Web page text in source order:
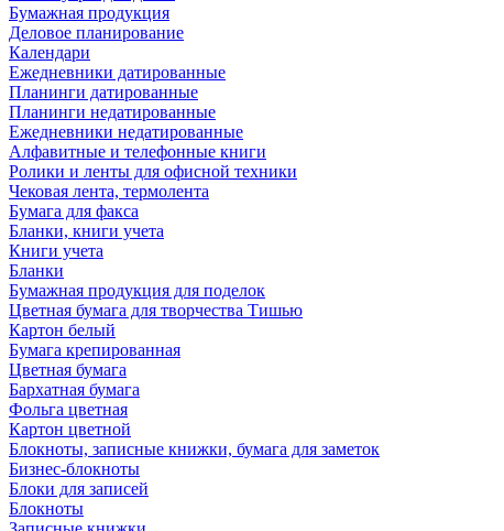
Бумажная продукция
Деловое планирование
Календари
Ежедневники датированные
Планинги датированные
Планинги недатированные
Ежедневники недатированные
Алфавитные и телефонные книги
Ролики и ленты для офисной техники
Чековая лента, термолента
Бумага для факса
Бланки, книги учета
Книги учета
Бланки
Бумажная продукция для поделок
Цветная бумага для творчества Тишью
Картон белый
Бумага крепированная
Цветная бумага
Бархатная бумага
Фольга цветная
Картон цветной
Блокноты, записные книжки, бумага для заметок
Бизнес-блокноты
Блоки для записей
Блокноты